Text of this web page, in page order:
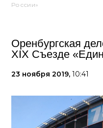
России»
Оренбургская
XIX Съезде
23 ноября 2019, 10:41